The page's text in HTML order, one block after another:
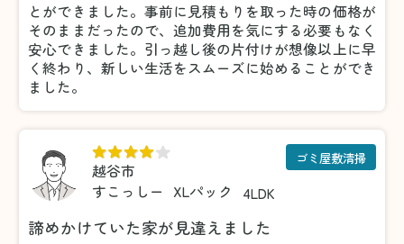
とができました。事前に見積もりを取った時の価格が
そのままだったので、追加費用を気にする必要もなく
安心できました。引っ越し後の片付けが想像以上に早
く終わり、新しい生活をスムーズに始めることができ
ました。
越谷市
すこっしー
XLパック 4LDK
ゴミ屋敷清掃
諦めかけていた家が見違えました